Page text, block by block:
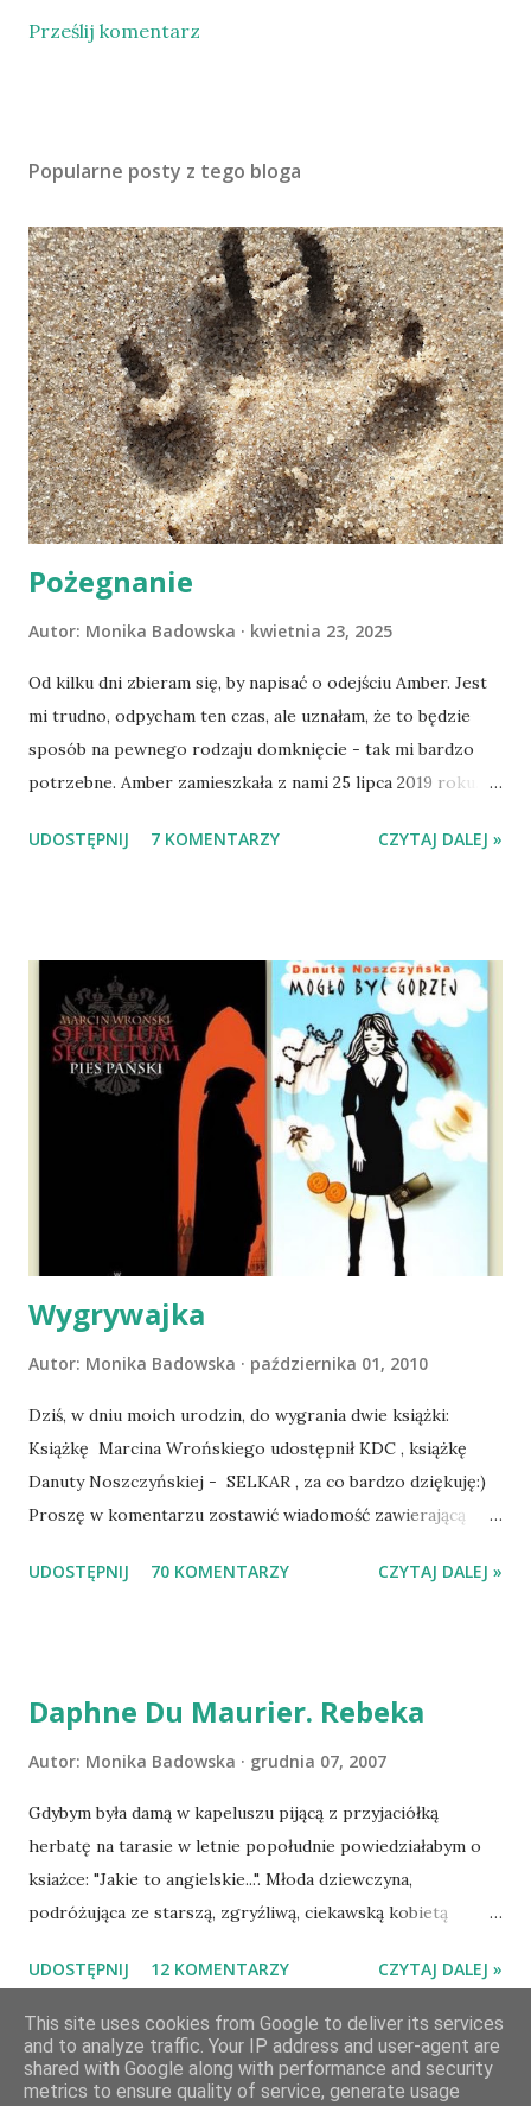
Prześlij komentarz
Popularne posty z tego bloga
Pożegnanie
Autor: Monika Badowska kwietnia 23, 2025
Od kilku dni zbieram się, by napisać o odejściu Amber. Jest
mi trudno, odpycham ten czas, ale uznałam, że to będzie
sposób na pewnego rodzaju domknięcie - tak mi bardzo
potrzebne. Amber zamieszkała z nami 25 lipca 2019 roku.
Mazowieckim, pojechaliśmy na wizytę zapoznawczą, a kilka
wspólnego życia przeczytacie TUTAJ i TUTAJ . Gdy już
nieco okrzepliśmy w codzienności z psem, a Amber - z
ludźmi i kotami, pojawił się pomysł na wspólny jesienny
wyjazd w Beskid Niski. Zanim to jednak się stało psica miała
atak padaczki, co spowodowało, że wyjazd odwołaliśmy,
wdrożyliśmy leczenie i od nowa zaczęliśmy oswajać z nami i
wspólnym życiem zdezorientowanego chorobą psa. Udało
się ustabilizować zawirowania zdrowotne i wówczas
zaczęliśmy się cieszyć sobą wzajemnie już na 100%.
Dopier...
UDOSTĘPNIJ 7 KOMENTARZY CZYTAJ DALEJ »
Wygrywajka
Autor: Monika Badowska października 01, 2010
Dziś, w dniu moich urodzin, do wygrania dwie książki:
Książkę Marcina Wrońskiego udostępnił KDC , książkę
Danuty Noszczyńskiej - SELKAR , za co bardzo dziękuję:)
Proszę w komentarzu zostawić wiadomość zawierającą
Losowanie odbędzie się w niedzielę o 8:00. Zapraszam
UDOSTĘPNIJ 70 KOMENTARZY CZYTAJ DALEJ »
Daphne Du Maurier. Rebeka
Autor: Monika Badowska grudnia 07, 2007
Gdybym była damą w kapeluszu pijącą z przyjaciółką
herbatę na tarasie w letnie popołudnie powiedziałabym o
ksiażce: "Jakie to angielskie...". Młoda dziewczyna,
podróżująca ze starszą, zgryźliwą, ciekawską kobietą
de Wintera, właściciela uroczej posiadłości Manderley,
owdowiałego przed niespełna rokiem. Gdy starsza pani
choruje, Maxim zaczyna opiekować się dziewczyną, a w
dniu, w którym obie panie zamierzaja opuścić Monte Carlo,
UDOSTĘPNIJ 12 KOMENTARZY CZYTAJ DALEJ »
This site uses cookies from Google to deliver its services
and to analyze traffic. Your IP address and user-agent are
shared with Google along with performance and security
metrics to ensure quality of service, generate usage